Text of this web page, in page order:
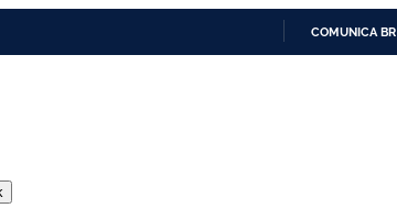
COMUNICA BR